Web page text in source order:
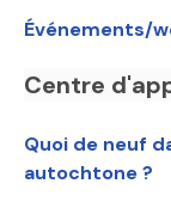
Événements/
Centre
Quoi de neuf
autochtone ?